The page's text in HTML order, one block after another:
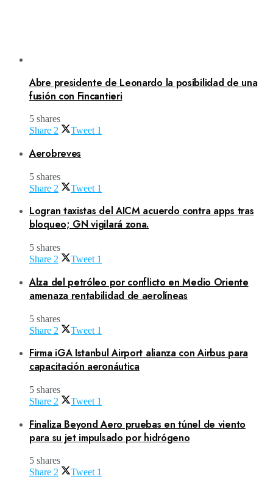
Abre presidente de Leonardo la posibilidad de una
fusión con Fincantieri
5 shares
Share 2 Tweet 1
Aerobreves
5 shares
Share 2 Tweet 1
Logran taxistas del AICM acuerdo contra apps tras
bloqueo; GN vigilará zona.
5 shares
Share 2 Tweet 1
Alza del petróleo por conflicto en Medio Oriente
amenaza rentabilidad de aerolíneas
5 shares
Share 2 Tweet 1
Firma iGA Istanbul Airport alianza con Airbus para
capacitación aeronáutica
5 shares
Share 2 Tweet 1
Finaliza Beyond Aero pruebas en túnel de viento
para su jet impulsado por hidrógeno
5 shares
Share 2 Tweet 1